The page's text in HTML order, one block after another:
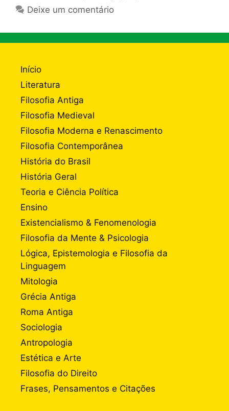
Deixe um comentário
Início
Literatura
Filosofia Antiga
Filosofia Medieval
Filosofia Moderna e Renascimento
Filosofia Contemporânea
História do Brasil
História Geral
Teoria e Ciência Política
Ensino
Existencialismo & Fenomenologia
Filosofia da Mente & Psicologia
Lógica, Epistemologia e Filosofia da
Linguagem
Mitologia
Grécia Antiga
Roma Antiga
Sociologia
Antropologia
Estética e Arte
Filosofia do Direito
Frases, Pensamentos e Citações